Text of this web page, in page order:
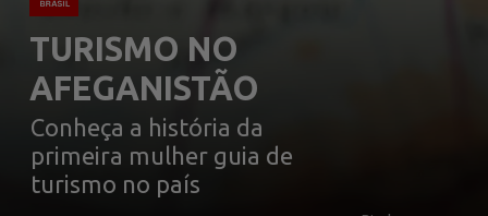
TURISMO NO
AFEGANISTÃO
Conheça a história da
primeira mulher guia de
turismo no país